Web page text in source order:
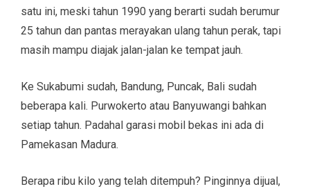
satu ini, meski tahun 1990 yang berarti sudah berumur
25 tahun dan pantas merayakan ulang tahun perak, tapi
masih mampu diajak jalan-jalan ke tempat jauh.
Ke Sukabumi sudah, Bandung, Puncak, Bali sudah
beberapa kali. Purwokerto atau Banyuwangi bahkan
setiap tahun. Padahal garasi mobil bekas ini ada di
Pamekasan Madura.
Berapa ribu kilo yang telah ditempuh? Pinginnya dijual,